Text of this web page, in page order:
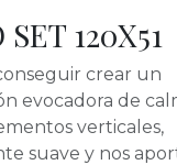
120X51
crear un
evocadora de
verticales,
suave y nos